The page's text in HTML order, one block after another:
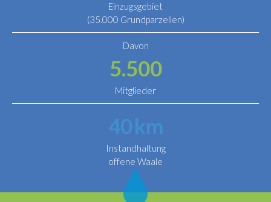
Einzugsgebiet
(35.000 Grundparzellen)
Davon
5.500
Mitglieder
40km
Instandhaltung
offene Waale